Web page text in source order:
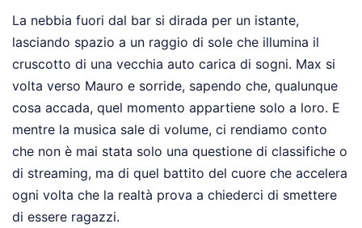
La nebbia fuori dal bar si dirada per un istante,
lasciando spazio a un raggio di sole che illumina il
cruscotto di una vecchia auto carica di sogni. Max si
volta verso Mauro e sorride, sapendo che, qualunque
cosa accada, quel momento appartiene solo a loro. E
mentre la musica sale di volume, ci rendiamo conto
che non è mai stata solo una questione di classifiche o
di streaming, ma di quel battito del cuore che accelera
ogni volta che la realtà prova a chiederci di smettere
di essere ragazzi.